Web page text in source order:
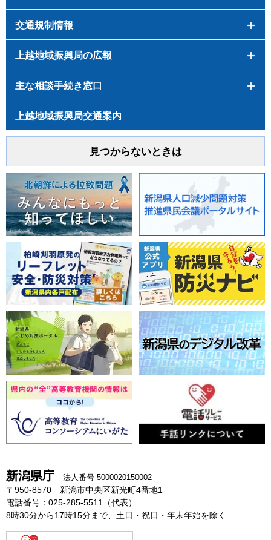
交通規制情報
上越地域振興局の広報
主な相談手続き窓口
上越地域振興局交通案内
見つからないときは
新潟県庁 法人番号 5000020150002
〒950-8570 新潟市中央区新光町4番地1
電話番号：025-285-5511（代表）
8時30分から17時15分まで、土日・祝日・年末年始を除く